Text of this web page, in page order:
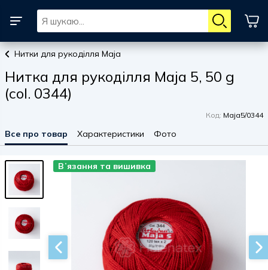
Нитки для рукоділля Maja
Нитка для рукоділля Maja 5, 50 g
(col. 0344)
Код: Maja5/0344
Все про товар Характеристики Фото
Вʼязання та вишивка
Вʼязання та вишивка
Вʼязання та вишивка